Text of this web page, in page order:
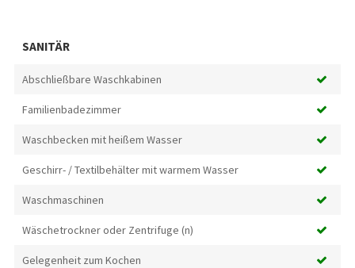
SANITÄR
Abschließbare Waschkabinen
Familienbadezimmer
Waschbecken mit heißem Wasser
Geschirr- / Textilbehälter mit warmem Wasser
Waschmaschinen
Wäschetrockner oder Zentrifuge (n)
Gelegenheit zum Kochen